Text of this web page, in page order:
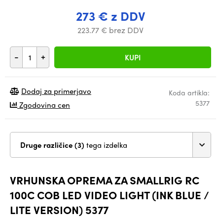
273 € z DDV
223.77 € brez DDV
- + KUPI
Koda artikla:
5377
Dodaj za primerjavo
Zgodovina cen
Druge različice (3) tega izdelka
VRHUNSKA OPREMA ZA SMALLRIG RC
100C COB LED VIDEO LIGHT (INK BLUE /
LITE VERSION) 5377